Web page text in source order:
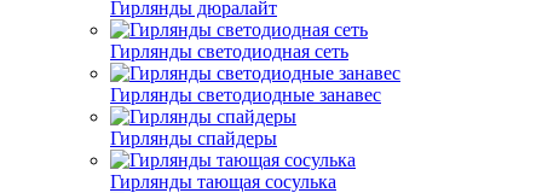
Гирлянды дюралайт
Гирлянды светодиодная сеть
Гирлянды светодиодные занавес
Гирлянды спайдеры
Гирлянды тающая сосулька